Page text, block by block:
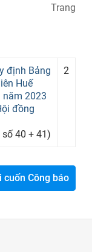
Trang
định Bảng
Huế
năm 2023
đồng
40 + 41)
2
cuốn Công báo